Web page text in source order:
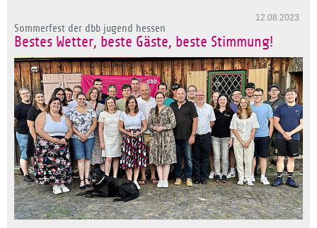
12.08.2023
Sommerfest der dbb jugend hessen
Bestes Wetter, beste Gäste, beste Stimmung!